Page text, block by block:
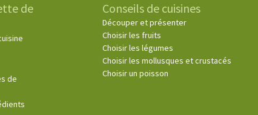
de
de
Conseils de cuisines
Découper et présenter
Choisir les fruits
Choisir les légumes
Choisir les mollusques et crustacés
Choisir un poisson